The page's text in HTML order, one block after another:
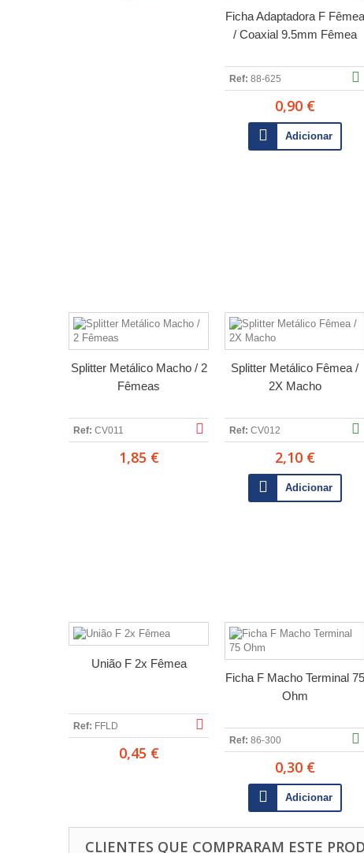
Ficha Adaptadora F Fêmea
/ Coaxial 9.5mm Fêmea
Ref: 88-625
0,90 €
Adicionar
Splitter Metálico Macho / 2
Fêmeas
Ref: CV011
1,85 €
Splitter Metálico Fêmea /
2X Macho
Ref: CV012
2,10 €
Adicionar
União F 2x Fêmea
Ref: FFLD
0,45 €
Ficha F Macho Terminal 75
Ohm
Ref: 86-300
0,30 €
Adicionar
CLIENTES QUE COMPRARAM ESTE